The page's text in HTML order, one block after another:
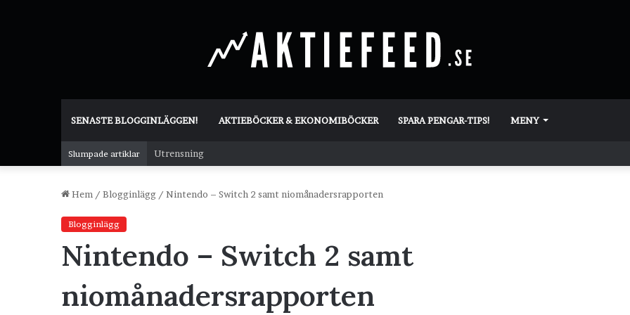
SENASTE BLOGGINLÄGGEN! AKTIEBÖCKER & EKONOMIBÖCKER SPARA PENGAR-TIPS! MENY
Slumpade artiklar Utrensning
Hem / Blogginlägg / Nintendo – Switch 2 samt niomånadersrapporten
Blogginlägg
Nintendo – Switch 2 samt
niomånadersrapporten